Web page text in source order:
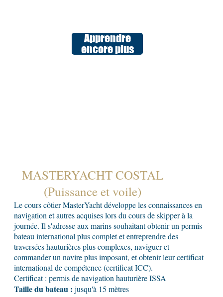
Apprendre
encore plus
MASTERYACHT COSTAL
(Puissance et voile)
Le cours côtier MasterYacht développe les connaissances en
navigation et autres acquises lors du cours de skipper à la
journée. Il s'adresse aux marins souhaitant obtenir un permis
bateau international plus complet et entreprendre des
traversées hauturières plus complexes, naviguer et
commander un navire plus imposant, et obtenir leur certificat
international de compétence (certificat ICC).
Certificat : permis de navigation hauturière ISSA
Taille du bateau : jusqu'à 15 mètres